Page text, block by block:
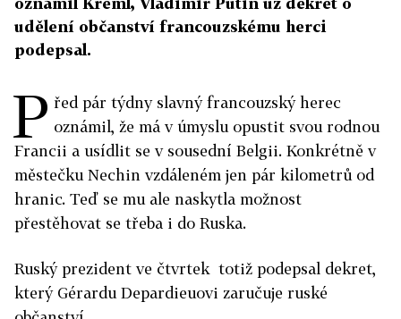
udělení občanství francouzskému herci
podepsal.
P řed pár týdny slavný francouzský herec
oznámil, že má v úmyslu opustit svou rodnou
Francii a usídlit se v sousední Belgii. Konkrétně v
městečku Nechin vzdáleném jen pár kilometrů od
hranic. Teď se mu ale naskytla možnost
přestěhovat se třeba i do Ruska.
Ruský prezident ve čtvrtek totiž podepsal dekret,
který Gérardu Depardieuovi zaručuje ruské